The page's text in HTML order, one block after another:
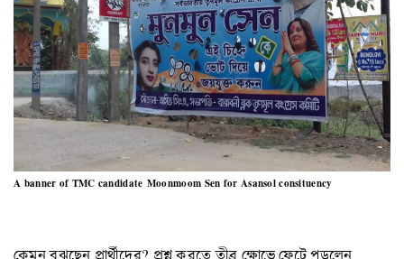
A banner of TMC candidate Moonmoom Sen for Asansol consituency